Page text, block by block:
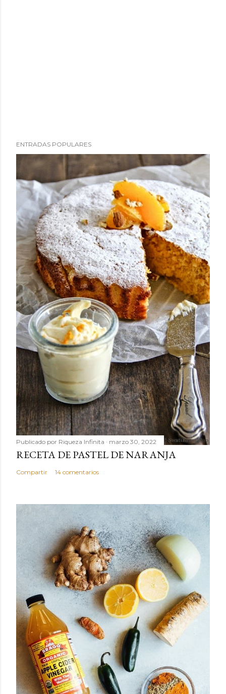
ENTRADAS POPULARES
Publicado por Riqueza Infinita marzo 30, 2022
RECETA DE PASTEL DE NARANJA
Compartir 14 comentarios